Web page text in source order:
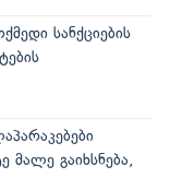
სანქციების
მალე გაიხსნება,